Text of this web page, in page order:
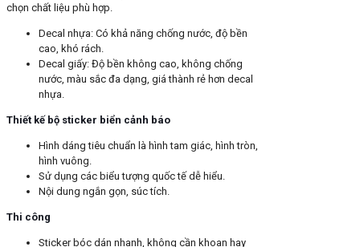
chọn chất liệu phù hợp.
Decal nhựa: Có khả năng chống nước, độ bền
cao, khó rách.
Decal giấy: Độ bền không cao, không chống
nước, màu sắc đa dạng, giá thành rẻ hơn decal
nhựa.
Thiết kế bộ sticker biển cảnh báo
Hình dáng tiêu chuẩn là hình tam giác, hình tròn,
hình vuông.
Sử dụng các biểu tượng quốc tế dễ hiểu.
Nội dung ngắn gọn, súc tích.
Thi công
Sticker bóc dán nhanh, không cần khoan hay